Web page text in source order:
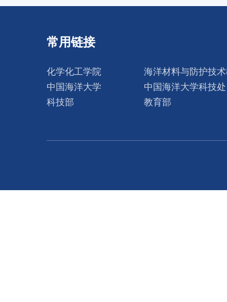
常用链接
化学化工学院
海洋材料与防护技
中国海洋大学
中国海洋大学科技处
科技部
教育部